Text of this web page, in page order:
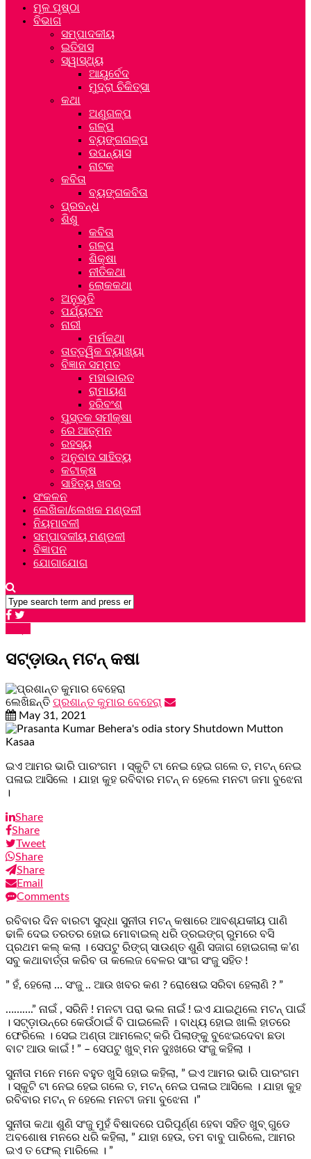
ମୂଳ ପୃଷ୍ଠା
ବିଭାଗ
ସମ୍ପାଦକୀୟ
ଇତିହାସ
ସ୍ୱାସ୍ଥ୍ୟ
ଆୟୁର୍ବେଦ
ମୁଦ୍ରା ଚିକିତ୍ସା
କଥା
ଅଣୁଗଳ୍ପ
ଗଳ୍ପ
ବ୍ୟଙ୍ଗଗଳ୍ପ
ଉପନ୍ୟାସ
ନାଟକ
କବିତା
ବ୍ୟଙ୍ଗକବିତା
ପ୍ରବନ୍ଧ
ଶିଶୁ
କବିତା
ଗଳ୍ପ
ଶିକ୍ଷା
ନୀତିକଥା
ଲୋକକଥା
ଅନୁଭୂତି
ପର୍ଯ୍ୟଟନ
ନାରୀ
ମର୍ମକଥା
ତାତ୍ତ୍ୱିକ ବ୍ୟାଖ୍ୟା
ବିଜ୍ଞାନ ସମ୍ମତ
ମହାଭାରତ
ରାମାୟଣ
ହରିବଂଶ
ପୁସ୍ତକ ସମୀକ୍ଷା
ରେ ଆତ୍ମନ
ରହସ୍ୟ
ଅନୁବାଦ ସାହିତ୍ୟ
କଟାକ୍ଷ
ସାହିତ୍ୟ ଖବର
ସଂକଳନ
ଲେଖିକା/ଲେଖକ ମଣ୍ଡଳୀ
ନିୟମାବଳୀ
ସମ୍ପାଦକୀୟ ମଣ୍ଡଳୀ
ବିଜ୍ଞାପନ
ଯୋଗାଯୋଗ
ସଟ୍‌ଡ଼ାଉନ୍‌ ମଟନ୍ କଷା
ଲେଖିଛନ୍ତି ପ୍ରଶାନ୍ତ କୁମାର ବେହେରା
May 31, 2021
ଇଏ ଆମର ଭାରି ପାରଂଗମ । ସ୍କୁଟି ଟା ନେଇ ହେଇ ଗଲେ ତ, ମଟନ୍ ନେଇ
ପଳାଇ ଆସିଲେ । ଯାହା କୁହ ରବିବାର ମଟନ୍ ନ ହେଲେ ମନଟା ଜମା ବୁଝେନା
।
Share
Share
Tweet
Share
Share
Email
Comments
ରବିବାର ଦିନ ବାରଟା ସୁଦ୍ଧା ସୁନୀତା ମଟନ୍ କଷାରେ ଆବଶ୍ଯକୀୟ ପାଣି
ଢାଳି ଦେଇ ତରତର ହୋଇ ମୋବାଇଲ୍ ଧରି ଡ୍ରଇଙ୍ଗ୍ ରୁମରେ ବସି
ପ୍ରଥମ କଲ୍ କଲା । ସେପଟୁ ରିଙ୍ଗ୍ ସାଉଣ୍ତ ଶୁଣି ସଜାଗ ହୋଇଗଲା କ’ଣ
ସବୁ କଥାବାର୍ତ୍ତା କରିବ ତା କଲେଜ ବେଳର ସାଂଗ ସଂଜୁ ସହିତ !
” ହଁ, ହେଲୋ … ସଂଜୁ .. ଆଉ ଖବର କଣ ? ରୋଷେଇ ସରିବା ହେଲାଣି ? ”
……….” ନାଇଁ , ସରିନି ! ମନଟା ପରା ଭଲ ନାଇଁ ! ଇଏ ଯାଇଥିଲେ ମଟନ୍ ପାଇଁ
। ସଟ୍‌ଡ଼ାଉନ୍‌ରେ କେଉଁଠାଇଁ ବି ପାଇଲେନି । ବାଧ୍ୟ ହୋଇ ଖାଲି ହାତରେ
ଫେରିଲେ । ସେଇ ଅଣ୍ତା ଆମଲେଟ୍ କରି ପିଲାଙ୍କୁ ବୁଝେଇଦେବା ଛଡା
ବାଟ ଆଉ କାଇଁ ! ” – ସେପଟୁ ଖୁବ୍ ମନ ଦୁଃଖରେ ସଂଜୁ କହିଲା ।
ସୁନୀତା ମନେ ମନେ ବହୁତ ଖୁସି ହୋଇ କହିଲା, ” ଇଏ ଆମର ଭାରି ପାରଂଗମ
। ସ୍କୁଟି ଟା ନେଇ ହେଇ ଗଲେ ତ, ମଟନ୍ ନେଇ ପଳାଇ ଆସିଲେ । ଯାହା କୁହ
ରବିବାର ମଟନ୍ ନ ହେଲେ ମନଟା ଜମା ବୁଝେନା ।”
ସୁନୀତା କଥା ଶୁଣି ସଂଜୁ ମୁହଁ ବିଷାଦରେ ପରିପୂର୍ଣ୍ଣ ହେବା ସହିତ ଖୁବ୍ ଗୁଡେ
ଅବଶୋଷ ମନରେ ଧରି କହିଲା, ” ଯାହା ହେଉ, ତମ ବାବୁ ପାରିଲେ, ଆମର
ଇଏ ତ ଫେଲ୍ ମାରିଲେ । ”